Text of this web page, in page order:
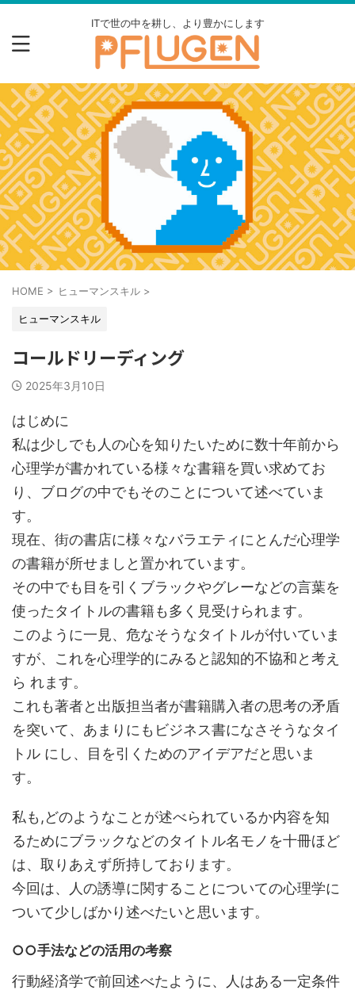
ITで世の中を耕し、より豊かにします
HOME > ヒューマンスキル >
ヒューマンスキル
コールドリーディング
2025年3月10日
はじめに
私は少しでも人の心を知りたいために数十年前から
心理学が書かれている様々な書籍を買い求めてお
り、ブログの中でもそのことについて述べていま
す。
現在、街の書店に様々なバラエティにとんだ心理学
の書籍が所せましと置かれています。
その中でも目を引くブラックやグレーなどの言葉を
使ったタイトルの書籍も多く見受けられます。
このように一見、危なそうなタイトルが付いていま
すが、これを心理学的にみると認知的不協和と考え
ら れます。
これも著者と出版担当者が書籍購入者の思考の矛盾
を突いて、あまりにもビジネス書になさそうなタイ
トル にし、目を引くためのアイデアだと思いま
す。
私も,どのようなことが述べられているか内容を知
るためにブラックなどのタイトル名モノを十冊ほど
は、取りあえず所持しております。
今回は、人の誘導に関することについての心理学に
ついて少しばかり述べたいと思います。
○○手法などの活用の考察
行動経済学で前回述べたように、人はある一定条件